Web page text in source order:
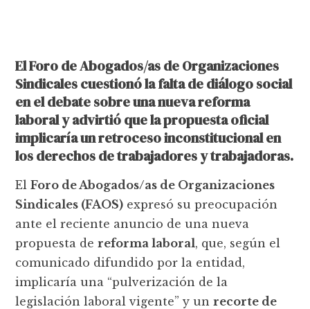
El Foro de Abogados/as de Organizaciones
Sindicales cuestionó la falta de diálogo social
en el debate sobre una nueva reforma
laboral y advirtió que la propuesta oficial
implicaría un retroceso inconstitucional en
los derechos de trabajadores y trabajadoras.
ElForo de Abogados/as de Organizaciones
Sindicales (FAOS) expresó su preocupación
ante el reciente anuncio de una nueva
propuesta dereforma laboral, que, según el
comunicado difundido por la entidad,
implicaría una “pulverización de la
legislación laboral vigente” y unrecorte de